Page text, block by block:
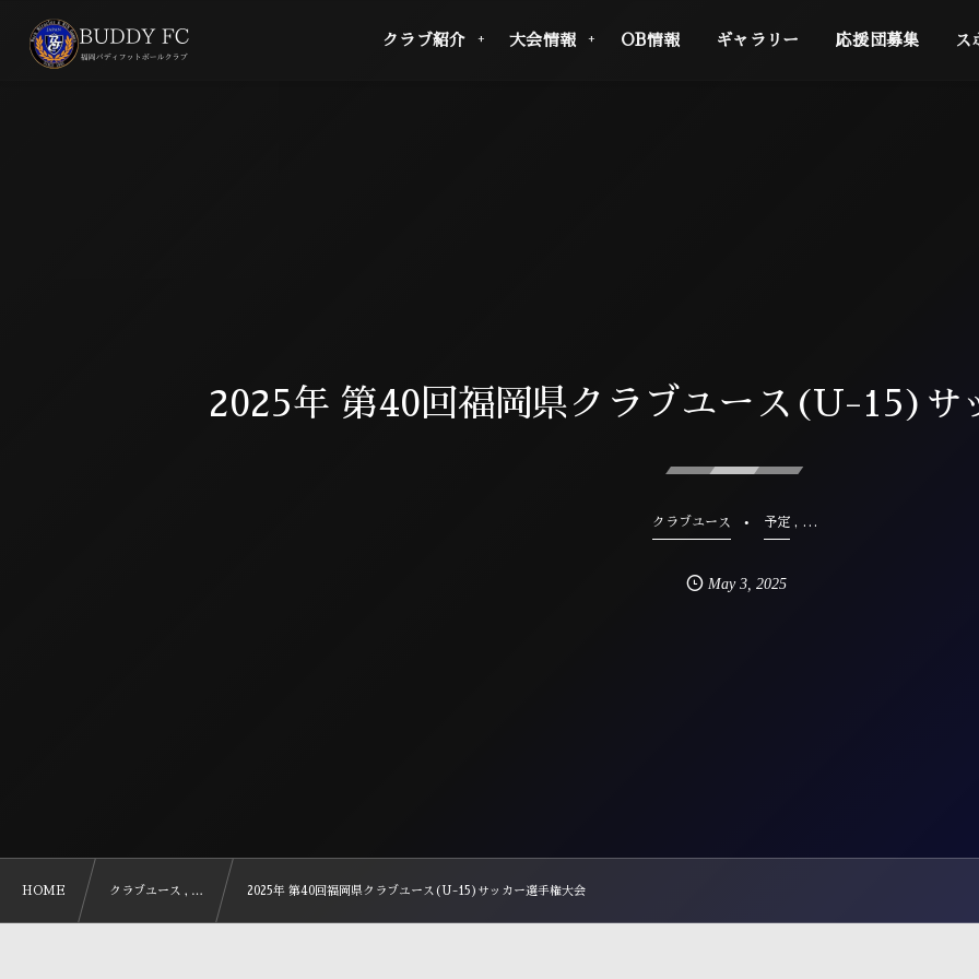
クラブ紹介 大会情報 OB情報 ギャラリー 応援団募集 ス
2025年 第40回福岡県クラブユース(U-15)サ
クラブユース 予定, …
May 3, 2025
HOME クラブユース , … 2025年 第40回福岡県クラブユース(U-15)サッカー選手権大会